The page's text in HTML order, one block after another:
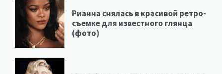
Рианна снялась в красивой ретро-
съемке для известного глянца
(фото)